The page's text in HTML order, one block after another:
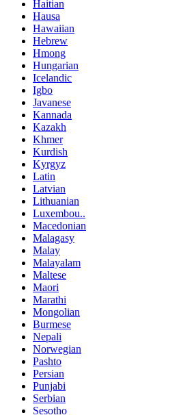
Haitian
Hausa
Hawaiian
Hebrew
Hmong
Hungarian
Icelandic
Igbo
Javanese
Kannada
Kazakh
Khmer
Kurdish
Kyrgyz
Latin
Latvian
Lithuanian
Luxembou..
Macedonian
Malagasy
Malay
Malayalam
Maltese
Maori
Marathi
Mongolian
Burmese
Nepali
Norwegian
Pashto
Persian
Punjabi
Serbian
Sesotho